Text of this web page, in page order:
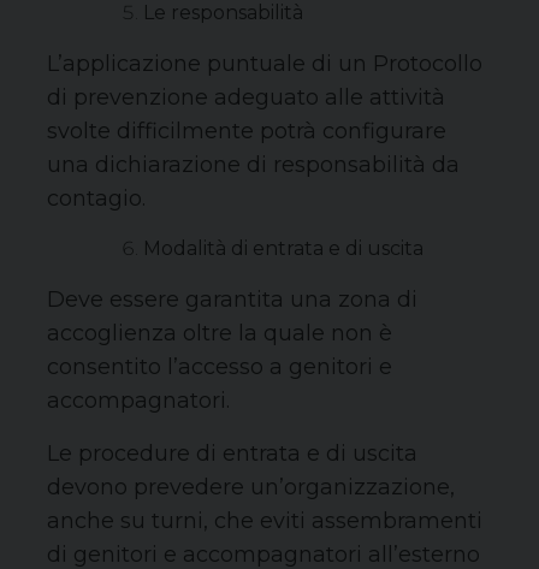
Le responsabilità
L’applicazione puntuale di un Protocollo
di prevenzione adeguato alle attività
svolte difficilmente potrà configurare
una dichiarazione di responsabilità da
contagio.
Modalità di entrata e di uscita
Deve essere garantita una zona di
accoglienza oltre la quale non è
consentito l’accesso a genitori e
accompagnatori.
Le procedure di entrata e di uscita
devono prevedere un’organizzazione,
anche su turni, che eviti assembramenti
di genitori e accompagnatori all’esterno